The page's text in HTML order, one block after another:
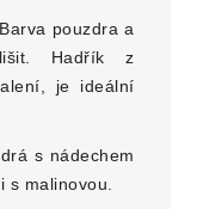
pouzdra a
Hadřík z
je ideální
s nádechem
malinovou.